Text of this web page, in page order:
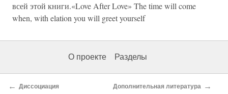
всей этой книги.«Love After Love» The time will come
when, with elation you will greet yourself
О проекте Разделы
← Диссоциация Дополнительная литература →